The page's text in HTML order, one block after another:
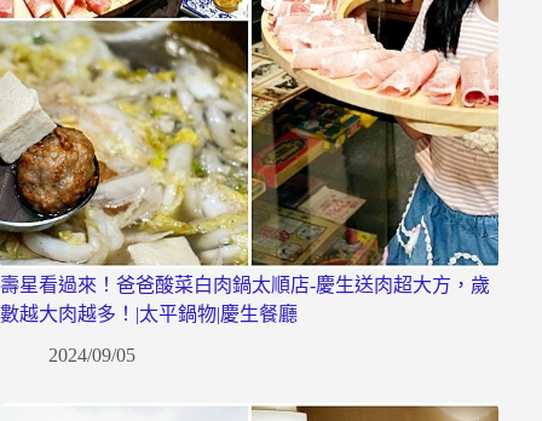
壽星看過來！爸爸酸菜白肉鍋太順店-慶生送肉超大方，歲
數越大肉越多！|太平鍋物|慶生餐廳
2024/09/05